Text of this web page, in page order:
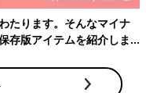
たります。そんなマイナ
存版アイテムを紹介しま